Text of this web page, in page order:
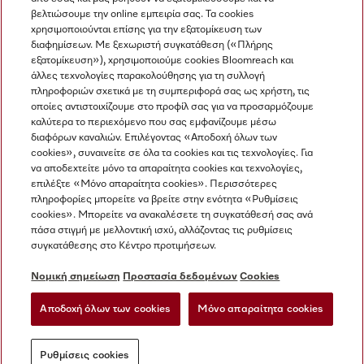
Η εταιρεία μας
Όροι και Προϋποθέσεις
Προστασία δεδομένων
Όροι Χρήσης
Δήλωση Προσβασιμότητας
Νόμος για τις ψηφιακές υπηρεσίες
Ρυθμίσεις cookies
Miele στο Instagram
Miele στο Facebook
Miele στο Youtube
βελτιώσουμε την online εμπειρία σας. Τα cookies
χρησιμοποιούνται επίσης για την εξατομίκευση των
διαφημίσεων. Με ξεχωριστή συγκατάθεση («Πλήρης
εξατομίκευση»), χρησιμοποιούμε cookies Bloomreach και
άλλες τεχνολογίες παρακολούθησης για τη συλλογή
πληροφοριών σχετικά με τη συμπεριφορά σας ως χρήστη, τις
οποίες αντιστοιχίζουμε στο προφίλ σας για να προσαρμόζουμε
καλύτερα το περιεχόμενο που σας εμφανίζουμε μέσω
διαφόρων καναλιών. Επιλέγοντας «Αποδοχή όλων των
cookies», συναινείτε σε όλα τα cookies και τις τεχνολογίες. Για
να αποδεχτείτε μόνο τα απαραίτητα cookies και τεχνολογίες,
επιλέξτε «Μόνο απαραίτητα cookies». Περισσότερες
πληροφορίες μπορείτε να βρείτε στην ενότητα «Ρυθμίσεις
cookies». Μπορείτε να ανακαλέσετε τη συγκατάθεσή σας ανά
πάσα στιγμή με μελλοντική ισχύ, αλλάζοντας τις ρυθμίσεις
συγκατάθεσης στο Κέντρο προτιμήσεων.
Νομική σημείωση Προστασία δεδομένων Cookies
Αποδοχή όλων των cookies Μόνο απαραίτητα cookies
Ρυθμίσεις cookies